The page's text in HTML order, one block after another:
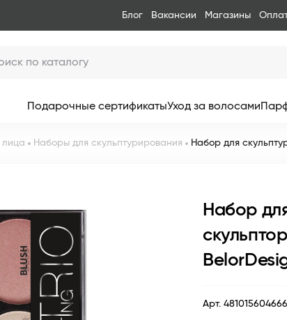
Блог Вакансии Магазины
Подарочные сертификатыУход за волосами
Наборы для скульптурирования Набор для
Набор
Арт.